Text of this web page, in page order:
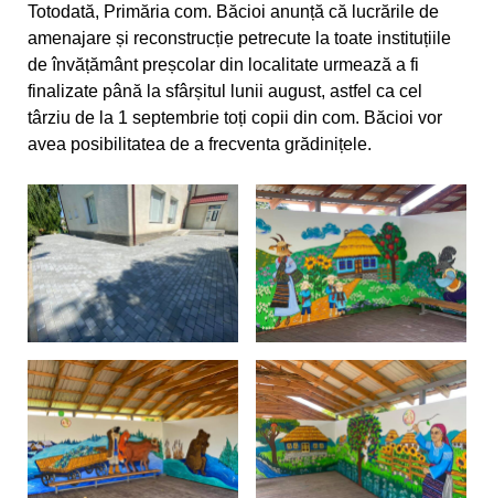
Totodată, Primăria com. Băcioi anunță că lucrările de
amenajare și reconstrucție petrecute la toate instituțiile
de învățământ preșcolar din localitate urmează a fi
finalizate până la sfârșitul lunii august, astfel ca cel
târziu de la 1 septembrie toți copii din com. Băcioi vor
avea posibilitatea de a frecventa grădinițele.